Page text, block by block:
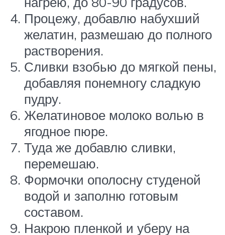
Процежу, добавлю набухший
желатин, размешаю до полного
растворения.
Сливки взобью до мягкой пены,
добавляя понемногу сладкую
пудру.
Желатиновое молоко волью в
ягодное пюре.
Туда же добавлю сливки,
перемешаю.
Формочки ополосну студеной
водой и заполню готовым
составом.
Накрою пленкой и уберу на